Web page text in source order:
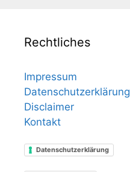
Rechtliches
Impressum
Datenschutzerklärung
Disclaimer
Kontakt
Datenschutzerklärung